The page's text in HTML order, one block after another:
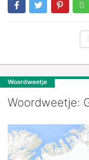
Woordweetje
Woordweetje: